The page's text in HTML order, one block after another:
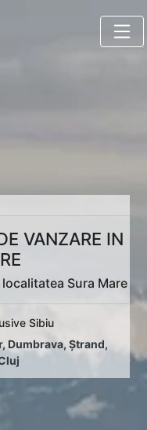
VANZARE IN
Sura Mare
Sibiu
,Dumbrava,Ștrand,